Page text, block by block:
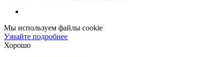
Мы используем файлы cookie
Узнайте подробнее
Хорошо